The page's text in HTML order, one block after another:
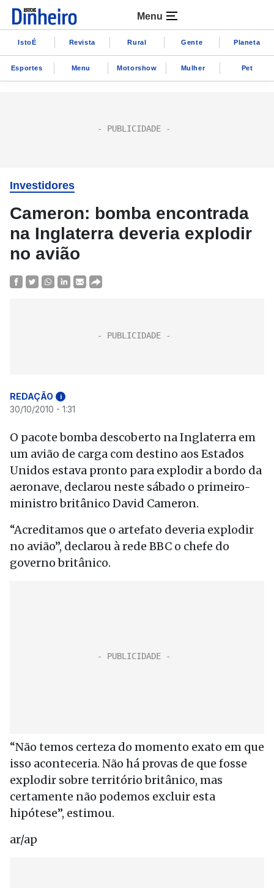
Menu
IstoÉ Revista Rural Gente Planeta
Esportes Menu Motorshow Mulher Pet
Investidores
Cameron: bomba encontrada
na Inglaterra deveria explodir
no avião
REDAÇÃO i
30/10/2010 - 1:31
O pacote bomba descoberto na Inglaterra em
um avião de carga com destino aos Estados
Unidos estava pronto para explodir a bordo da
aeronave, declarou neste sábado o primeiro-
ministro britânico David Cameron.
“Acreditamos que o artefato deveria explodir
no avião”, declarou à rede BBC o chefe do
governo britânico.
“Não temos certeza do momento exato em que
isso aconteceria. Não há provas de que fosse
explodir sobre território britânico, mas
certamente não podemos excluir esta
hipótese”, estimou.
ar/ap